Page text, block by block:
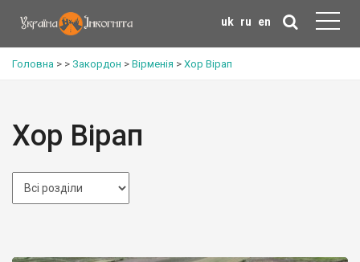
uk ru en
Головна > > Закордон > Вірменія > Хор Вірап
Хор Вірап